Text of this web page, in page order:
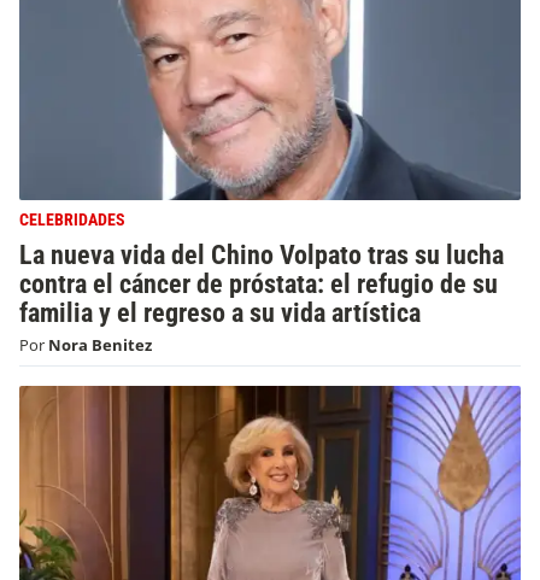
CELEBRIDADES
La nueva vida del Chino Volpato tras su lucha
contra el cáncer de próstata: el refugio de su
familia y el regreso a su vida artística
Por Nora Benitez